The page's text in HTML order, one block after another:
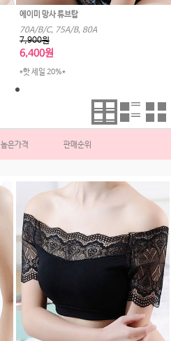
에이미 망사 튜브탑
70A/B/C, 75A/B, 80A
7,900원
6,400원
*핫 세일 20%*
높은가격 판매순위